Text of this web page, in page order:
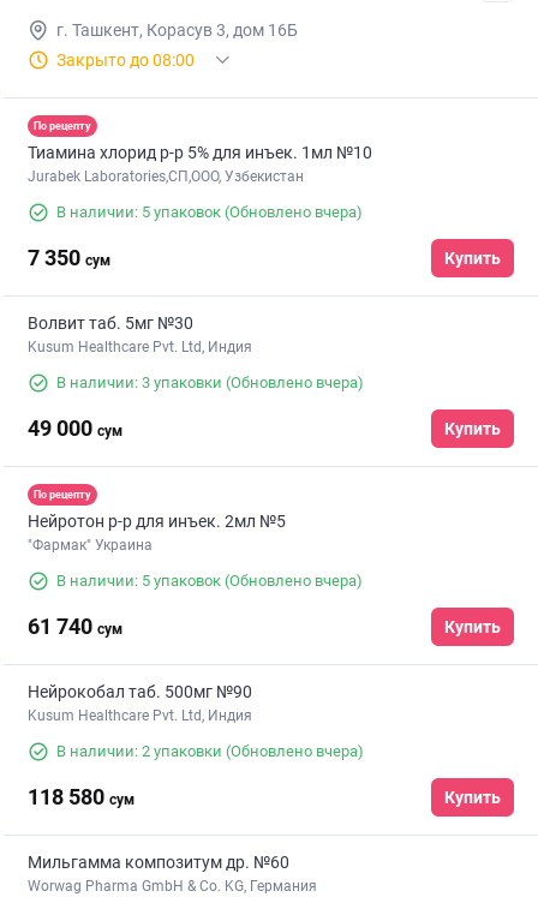
г. Ташкент, Корасув 3, дом 16Б
Закрыто до 08:00
По рецепту
Тиамина хлорид р-р 5% для инъек. 1мл №10
Jurabek Laboratories,СП,ООО, Узбекистан
В наличии: 5 упаковок (Обновлено вчера)
7 350 сум Купить
Волвит таб. 5мг №30
Kusum Healthcare Pvt. Ltd, Индия
В наличии: 3 упаковки (Обновлено вчера)
49 000 сум Купить
По рецепту
Нейротон р-р для инъек. 2мл №5
"Фармак" Украина
В наличии: 5 упаковок (Обновлено вчера)
61 740 сум Купить
Нейрокобал таб. 500мг №90
Kusum Healthcare Pvt. Ltd, Индия
В наличии: 2 упаковки (Обновлено вчера)
118 580 сум Купить
Мильгамма композитум др. №60
Worwag Pharma GmbH & Co. KG, Германия